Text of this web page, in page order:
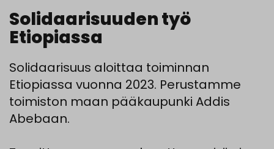
Solidaarisuuden työ
Etiopiassa
Solidaarisuus aloittaa toiminnan
Etiopiassa vuonna 2023. Perustamme
toimiston maan pääkaupunki Addis
Abebaan.